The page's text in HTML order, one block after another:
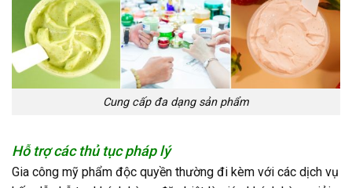
Cung cấp đa dạng sản phẩm
Hỗ trợ các thủ tục pháp lý
Gia công mỹ phẩm độc quyền thường đi kèm với các dịch vụ